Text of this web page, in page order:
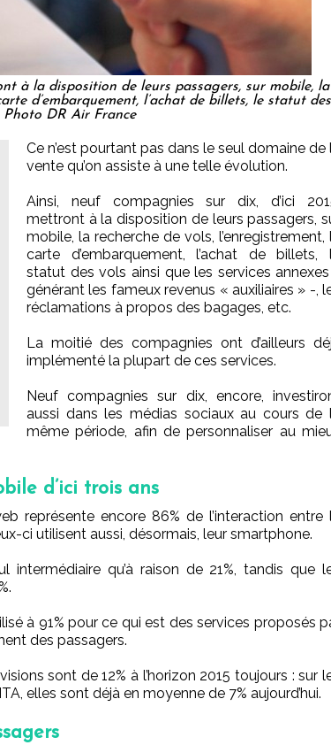
à la disposition de leurs passagers, sur mobile, la
d’embarquement, l’achat de billets, le statut des
Photo DR Air France
Ce n’est pourtant pas dans le seul domaine de
vente qu’on assiste à une telle évolution.
Ainsi, neuf compagnies sur dix, d’ici
mettront à la disposition de leurs passagers,
mobile, la recherche de vols, l’enregistrement,
carte d’embarquement, l’achat de billets,
statut des vols ainsi que les services
générant les fameux revenus « auxiliaires » -,
réclamations à propos des bagages, etc.
La moitié des compagnies ont d’ailleurs
implémenté la plupart de ces services.
Neuf compagnies sur dix, encore,
aussi dans les médias sociaux au cours de
même période, afin de personnaliser au
d’ici trois ans
représente encore 86% de l’interaction entre
ci utilisent aussi, désormais, leur smartphone.
intermédiaire qu’à raison de 21%, tandis que
à 91% pour ce qui est des services proposés
des passagers.
sont de 12% à l’horizon 2015 toujours : sur
elles sont déjà en moyenne de 7% aujourd’hui.